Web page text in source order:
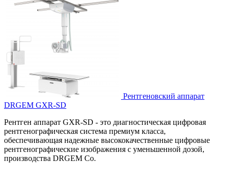
Рентгеновский аппарат
DRGEM GXR-SD
Рентген аппарат GXR-SD - это диагностическая цифровая
рентгенографическая система премиум класса,
обеспечивающая надежные высококачественные цифровые
рентгенографические изображения с уменьшенной дозой,
производства DRGEM Co.